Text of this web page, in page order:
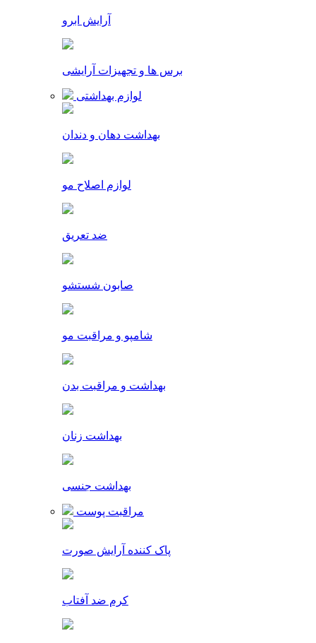
آرایش ابرو
برس ها و تجهیزات آرایشی
لوازم بهداشتی
بهداشت دهان و دندان
لوازم اصلاح مو
ضد تعریق
صابون شستشو
شامپو و مراقبت مو
بهداشت و مراقبت بدن
بهداشت زنان
بهداشت جنسی
مراقبت پوست
پاک کننده آرایش صورت
کرم ضد آفتاب